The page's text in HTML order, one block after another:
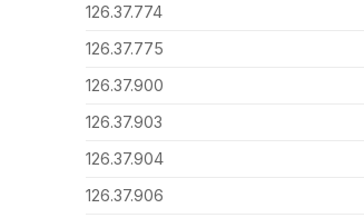
126.37.774
126.37.775
126.37.900
126.37.903
126.37.904
126.37.906